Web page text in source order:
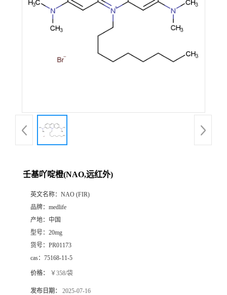
壬基吖啶橙(NAO,远红外)
英文名称： NAO (FIR)
品牌： medlife
产地： 中国
型号： 20mg
货号： PR01173
cas： 75168-11-5
价格： ￥358/袋
发布日期： 2025-07-16